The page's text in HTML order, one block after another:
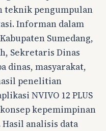
teknik pengumpulan
Informan dalam
Sumedang,
Sekretaris Dinas
dinas, masyarakat,
penelitian
NVIVO 12 PLUS
kepemimpinan
analisis data